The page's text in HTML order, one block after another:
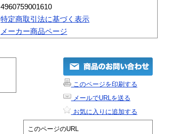
4960759001610
特定商取引法に基づく表示
メーカー商品ページ
このページを印刷する
メールでURLを送る
お気に入りに追加する
このページのURL